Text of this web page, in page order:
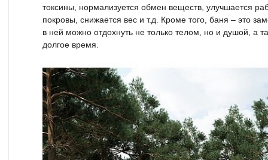
токсины, нормализуется обмен веществ, улучшается
покровы, снижается вес и т.д. Кроме того, баня – это
в ней можно отдохнуть не только телом, но и душой, а
долгое время.